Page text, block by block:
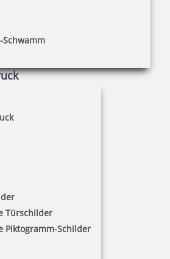
Türschilder
Piktogramm-Schilder